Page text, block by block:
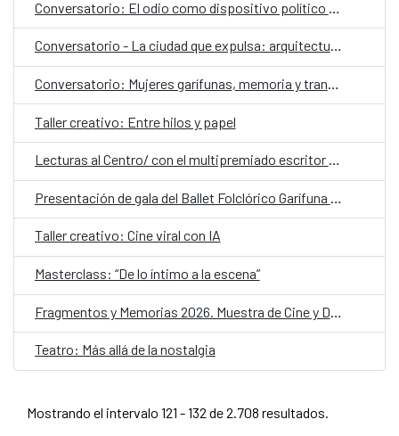
Conversatorio - La ciudad que expulsa: arquitectura, exclusión y gentrificación
Conversatorio: Mujeres garífunas, memoria y transmisión cultural
Taller creativo: Entre hilos y papel
Lecturas al Centro/ con el multipremiado escritor español Ray Loriga como invitado especial,
Presentación de gala del Ballet Folclórico Garífuna de Honduras
Taller creativo: Cine viral con IA
Masterclass: “De lo íntimo a la escena”
Teatro: Más allá de la nostalgia
Mostrando el intervalo 121 - 132 de 2.708 resultados.